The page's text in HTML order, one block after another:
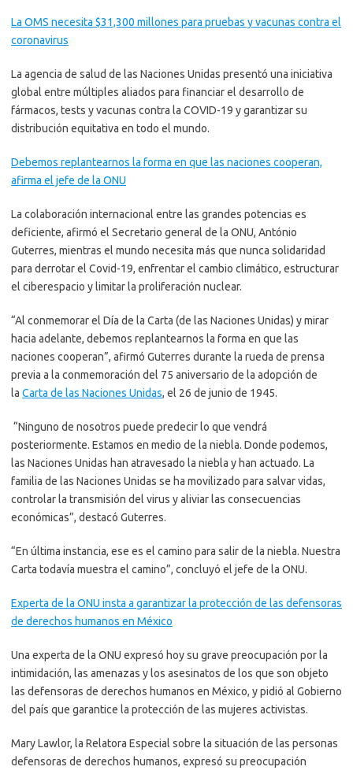
La OMS necesita $31,300 millones para pruebas y vacunas contra el
coronavirus
La agencia de salud de las Naciones Unidas presentó una iniciativa
global entre múltiples aliados para financiar el desarrollo de
fármacos, tests y vacunas contra la COVID-19 y garantizar su
distribución equitativa en todo el mundo.
Debemos replantearnos la forma en que las naciones cooperan,
afirma el jefe de la ONU
La colaboración internacional entre las grandes potencias es
deficiente, afirmó el Secretario general de la ONU, António
Guterres, mientras el mundo necesita más que nunca solidaridad
para derrotar el Covid-19, enfrentar el cambio climático, estructurar
el ciberespacio y limitar la proliferación nuclear.
“Al conmemorar el Día de la Carta (de las Naciones Unidas) y mirar
hacia adelante, debemos replantearnos la forma en que las
naciones cooperan”, afirmó Guterres durante la rueda de prensa
previa a la conmemoración del 75 aniversario de la adopción de
la Carta de las Naciones Unidas, el 26 de junio de 1945.
“Ninguno de nosotros puede predecir lo que vendrá
posteriormente. Estamos en medio de la niebla. Donde podemos,
las Naciones Unidas han atravesado la niebla y han actuado. La
familia de las Naciones Unidas se ha movilizado para salvar vidas,
controlar la transmisión del virus y aliviar las consecuencias
económicas”, destacó Guterres.
“En última instancia, ese es el camino para salir de la niebla. Nuestra
Carta todavía muestra el camino”, concluyó el jefe de la ONU.
Experta de la ONU insta a garantizar la protección de las defensoras
de derechos humanos en México
Una experta de la ONU expresó hoy su grave preocupación por la
intimidación, las amenazas y los asesinatos de los que son objeto
las defensoras de derechos humanos en México, y pidió al Gobierno
del país que garantice la protección de las mujeres activistas.
Mary Lawlor, la Relatora Especial sobre la situación de las personas
defensoras de derechos humanos, expresó su preocupación